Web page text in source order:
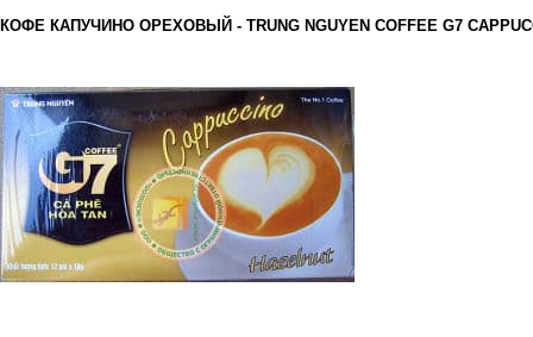
КОФЕ КАПУЧИНО ОРЕХОВЫЙ - TRUNG NGUYEN COFFEE G7